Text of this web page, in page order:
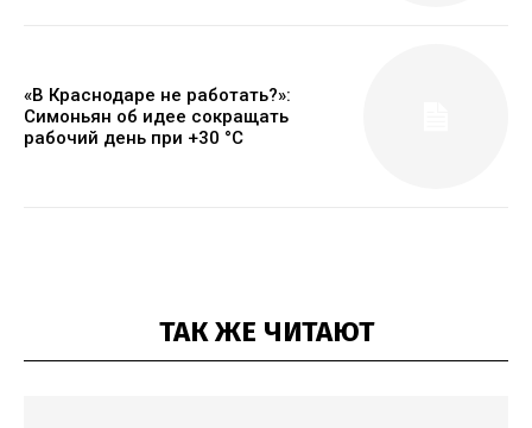
«В Краснодаре не работать?»:
Симоньян об идее сокращать
рабочий день при +30 °C
ТАК ЖЕ ЧИТАЮТ